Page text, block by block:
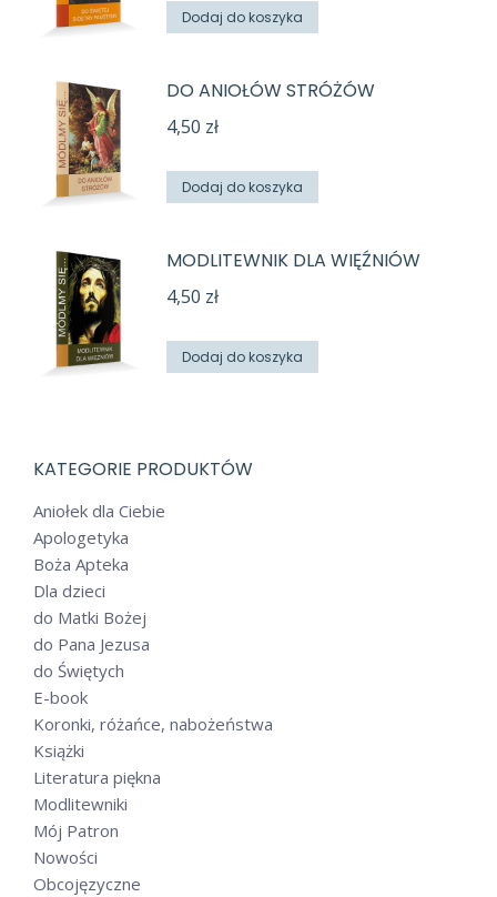
Dodaj do koszyka
DO ANIOŁÓW STRÓŻÓW
4,50 zł
Dodaj do koszyka
MODLITEWNIK DLA WIĘŹNIÓW
4,50 zł
Dodaj do koszyka
KATEGORIE PRODUKTÓW
Aniołek dla Ciebie
Apologetyka
Boża Apteka
Dla dzieci
do Matki Bożej
do Pana Jezusa
do Świętych
E-book
Koronki, różańce, nabożeństwa
Książki
Literatura piękna
Modlitewniki
Mój Patron
Nowości
Obcojęzyczne